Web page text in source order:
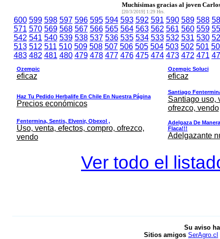
Muchísimas gracias al joven
[20/3/2019] 1:29 Hrs.
600 599 598 597 596 595 594 593 592 591 590 589 588
571 570 569 568 567 566 565 564 563 562 561 560 559
542 541 540 539 538 537 536 535 534 533 532 531 530
513 512 511 510 509 508 507 506 505 504 503 502 501
483 482 481 480 479 478 477 476 475 474 473 472 471
Ozempic
eficaz
Ozempic Soluci
eficaz
Haz Tu Pedido Herbalife En Chile En Nuestra Página
Precios económicos
Santiago
Santiago uso,
ofrezco, vendo
Fentermina, Sentis, Elvenir, Obexol ,
Uso, venta, efectos, compro, ofrezco,
vendo
Adelgaza De
Flaca!!!
Adelgazante
Ver todo el
Su aviso
Sitios amigos SerAgro.cl